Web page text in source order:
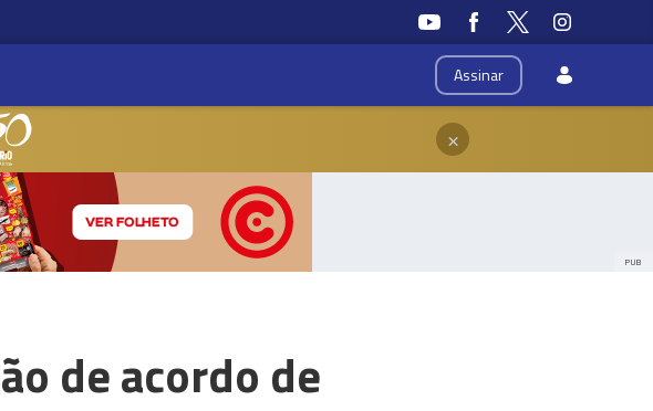
Assinar
×
PUB
de acordo de